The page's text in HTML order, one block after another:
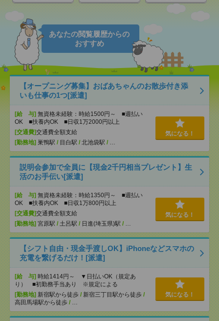
あなたの閲覧履歴からの
おすすめ
【オープニング募集】おばあちゃんのお散歩付き添
いも仕事の1つ[派遣]
[給 与] 無資格未経験：時給1500円～ ■週払い
OK ■扶養内OK ■日収1万2000円以上
[交通費]交通費全額支給
[勤務地] 巣鴨駅 / 目白駅 / 北池袋駅 / …
気になる！
説明会参加で全員に【現金2千円相当プレゼント】生
活のお手伝い[派遣]
[給 与] 無資格未経験：時給1350円～ ■週払い
OK ■扶養内OK ■日収1万800円以上
[交通費]交通費全額支給
[勤務地] 宮原駅 / 土呂駅 / 日進(埼玉県)駅 / …
気になる！
【シフト自由・現金手渡しOK】iPhoneなどスマホの
充電を繋げるだけ！[派遣]
[給 与] 時給1414円～ ▼日払いOK（規定あ
り） ■初勤務手当あり ※規定による
[勤務地] 新宿駅から徒歩 / 新宿三丁目駅から徒歩 /
高田馬場駅から徒歩 / …
気になる！